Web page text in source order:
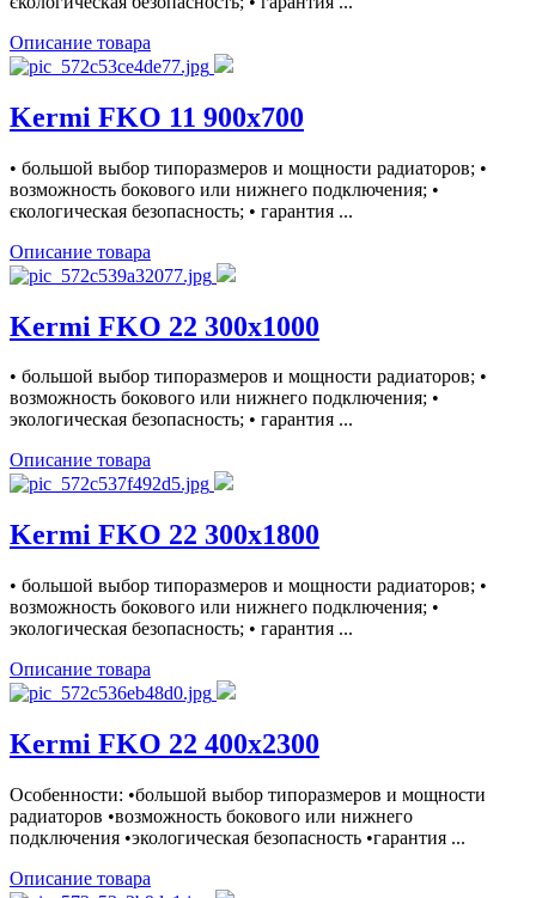
Описание товара
Kermi FKO 11 900x700
• большой выбор типоразмеров и мощности радиаторов; •
возможность бокового или нижнего подключения; •
єкологическая безопасность; • гарантия ...
Описание товара
Kermi FKO 22 300x1000
• большой выбор типоразмеров и мощности радиаторов; •
возможность бокового или нижнего подключения; •
экологическая безопасность; • гарантия ...
Описание товара
Kermi FKO 22 300x1800
• большой выбор типоразмеров и мощности радиаторов; •
возможность бокового или нижнего подключения; •
экологическая безопасность; • гарантия ...
Описание товара
Kermi FKO 22 400x2300
Особенности: •большой выбор типоразмеров и мощности
радиаторов •возможность бокового или нижнего
подключения •экологическая безопасность •гарантия ...
Описание товара